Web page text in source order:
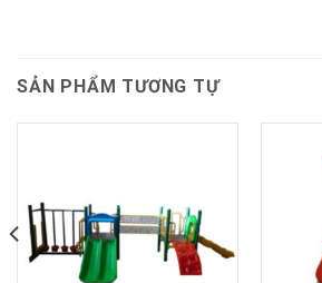
SẢN PHẨM TƯƠNG TỰ